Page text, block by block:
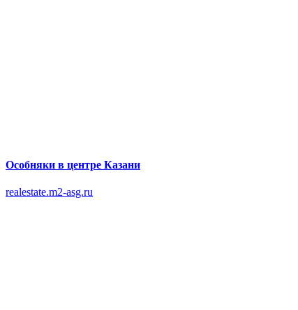
Особняки в центре Казани
realestate.m2-asg.ru